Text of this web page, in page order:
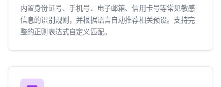
内置身份证号、手机号、电子邮箱、信用卡号等常见敏感
信息的识别规则，并根据语言自动推荐相关预设。支持完
整的正则表达式自定义匹配。